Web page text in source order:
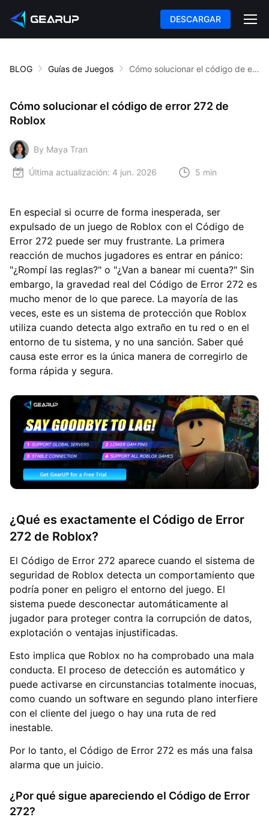
DESCARGAR
BLOG Guías de Juegos Cómo solucionar el código de error 272 de Roblox
Cómo solucionar el código de error 272 de
Roblox
By Maya Tran
Última actualización: 4 jun. 2026 5 min
En especial si ocurre de forma inesperada, ser
expulsado de un juego de Roblox con el Código de
Error 272 puede ser muy frustrante. La primera
reacción de muchos jugadores es entrar en pánico:
"¿Rompí las reglas?" o "¿Van a banear mi cuenta?" Sin
embargo, la gravedad real del Código de Error 272 es
mucho menor de lo que parece. La mayoría de las
veces, este es un sistema de protección que Roblox
utiliza cuando detecta algo extraño en tu red o en el
entorno de tu sistema, y no una sanción. Saber qué
causa este error es la única manera de corregirlo de
forma rápida y segura.
¿Qué es exactamente el Código de Error
272 de Roblox?
El Código de Error 272 aparece cuando el sistema de
seguridad de Roblox detecta un comportamiento que
podría poner en peligro el entorno del juego. El
sistema puede desconectar automáticamente al
jugador para proteger contra la corrupción de datos,
explotación o ventajas injustificadas.
Esto implica que Roblox no ha comprobado una mala
conducta. El proceso de detección es automático y
puede activarse en circunstancias totalmente inocuas,
como cuando un software en segundo plano interfiere
con el cliente del juego o hay una ruta de red
inestable.
Por lo tanto, el Código de Error 272 es más una falsa
alarma que un juicio.
¿Por qué sigue apareciendo el Código de Error
272?